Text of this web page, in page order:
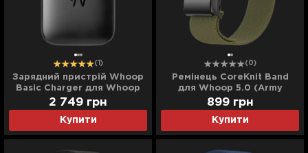
(1)
Зарядний пристрій Whoop
Basic Charger для Whoop
5.0 One/Peak/MG Life
(Black)
Купити
2 749 грн
(0)
Ремінець CoreKnit Band
для Whoop 5.0 (Army
Green)
Купити
899 грн